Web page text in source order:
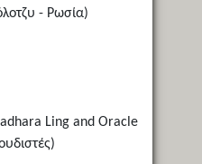
- Ρωσία)
Ling and Oracle